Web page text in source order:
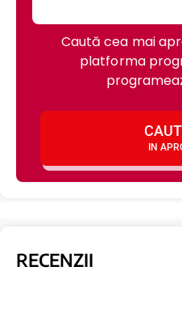
Caută cea mai
platforma
IN
RECENZII